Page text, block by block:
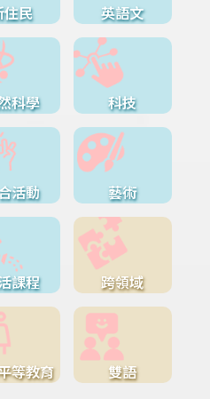
住民 英語文
科學 科技
活動 藝術
課程 跨領域
等教育 雙語